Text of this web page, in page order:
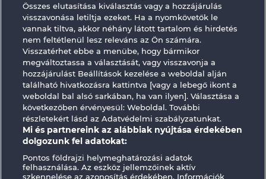
Secret Mission Fort Brave
Részvételi feltételek
Adatkezelési tájékoztató Impresszum
A cég GYIK Facebook
Visszavonási kérelem benyújtása
Összes elutasítása kiválasztás vagy a hozzájárulás
visszavonása letiltja ezeket. Ha a nyomkövetők le
vannak tiltva, akkor néhány látott tartalom és hirdetés
nem feltétlenül lesz releváns az Ön számára.
Visszatérhet ebbe a menübe, hogy bármikor
megváltoztassa a választását, vagy visszavonja a
hozzájárulást Beállítások kezelése a weboldal alján
található hivatkozásra kattintva [vagy a lebegő ikont a
weboldal bal alsó sarkában, ha van ilyen]. Választása a
következőben érvényesül: Weboldal. További
részletekért lásd az Adatvédelmi szabályzatunkat.
Mi és partnereink az alábbiak nyújtása érdekében
dolgozunk fel adatokat:
Pontos földrajzi helymeghatározási adatok
felhasználása. Az eszköz jellemzőinek aktív
szkennelése az azonosítás érdekében. Információk